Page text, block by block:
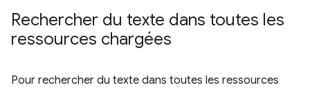
Rechercher du texte dans toutes les
ressources chargées
Pour rechercher du texte dans toutes les ressources